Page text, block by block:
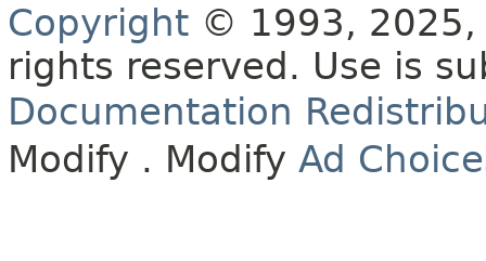
Copyright © 1993,
rights reserved. Use is
Documentation
Modify . Modify Ad